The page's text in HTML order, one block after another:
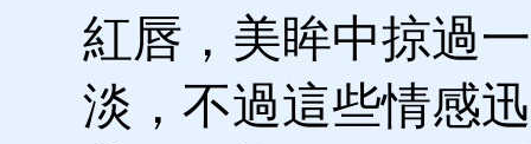
紅唇，美眸中掠過
淡，不過這些情感